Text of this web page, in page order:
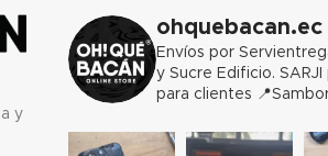
y
ohquebacan.ec
Envíos por
y Sucre Edificio.
para clientes